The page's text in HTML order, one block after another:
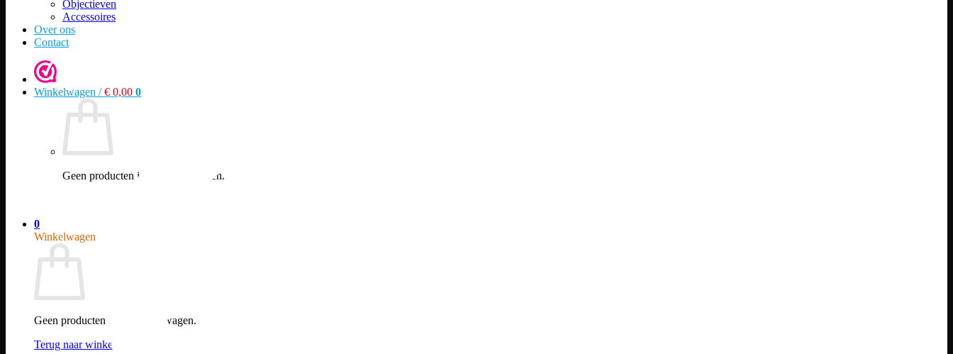
Objectieven
Accessoires
Over ons
Contact
Winkelwagen /€ 0,00 0
Geen producten in de winkelwagen.
0
Winkelwagen
Geen producten in de winkelwagen.
Terug naar winkel